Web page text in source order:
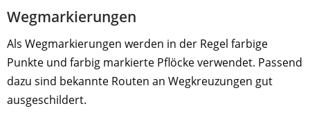
Wegmarkierungen
Als Wegmarkierungen werden in der Regel farbige
Punkte und farbig markierte Pflöcke verwendet. Passend
dazu sind bekannte Routen an Wegkreuzungen gut
ausgeschildert.